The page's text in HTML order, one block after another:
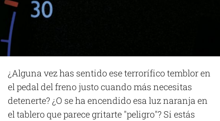
¿Alguna vez has sentido ese terrorífico temblor en
el pedal del freno justo cuando más necesitas
detenerte? ¿O se ha encendido esa luz naranja en
el tablero que parece gritarte "peligro"? Si estás